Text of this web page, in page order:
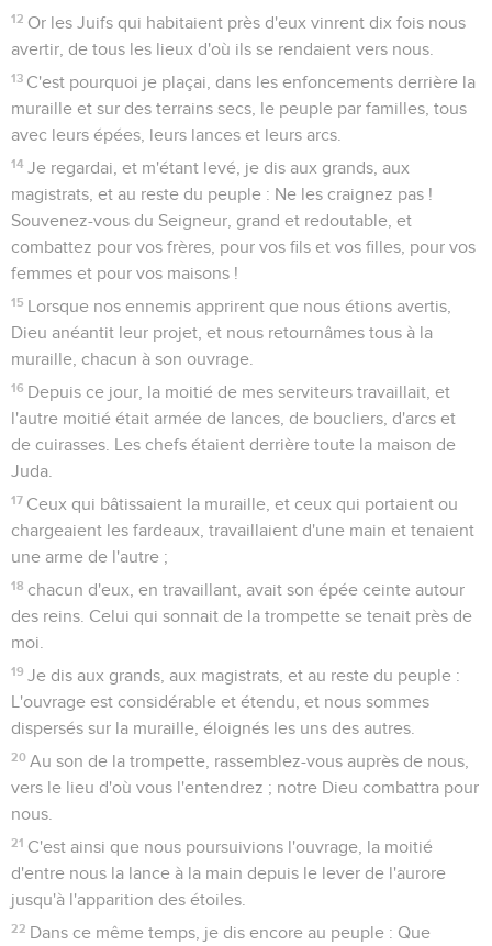
12 Or les Juifs qui habitaient près d'eux vinrent dix fois nous
avertir, de tous les lieux d'où ils se rendaient vers nous.
13 C'est pourquoi je plaçai, dans les enfoncements derrière la
muraille et sur des terrains secs, le peuple par familles, tous
avec leurs épées, leurs lances et leurs arcs.
14 Je regardai, et m'étant levé, je dis aux grands, aux
magistrats, et au reste du peuple : Ne les craignez pas !
Souvenez-vous du Seigneur, grand et redoutable, et
combattez pour vos frères, pour vos fils et vos filles, pour vos
femmes et pour vos maisons !
15 Lorsque nos ennemis apprirent que nous étions avertis,
Dieu anéantit leur projet, et nous retournâmes tous à la
muraille, chacun à son ouvrage.
16 Depuis ce jour, la moitié de mes serviteurs travaillait, et
l'autre moitié était armée de lances, de boucliers, d'arcs et
de cuirasses. Les chefs étaient derrière toute la maison de
Juda.
17 Ceux qui bâtissaient la muraille, et ceux qui portaient ou
chargeaient les fardeaux, travaillaient d'une main et tenaient
une arme de l'autre ;
18 chacun d'eux, en travaillant, avait son épée ceinte autour
des reins. Celui qui sonnait de la trompette se tenait près de
moi.
19 Je dis aux grands, aux magistrats, et au reste du peuple :
L'ouvrage est considérable et étendu, et nous sommes
dispersés sur la muraille, éloignés les uns des autres.
20 Au son de la trompette, rassemblez-vous auprès de nous,
vers le lieu d'où vous l'entendrez ; notre Dieu combattra pour
nous.
21 C'est ainsi que nous poursuivions l'ouvrage, la moitié
d'entre nous la lance à la main depuis le lever de l'aurore
jusqu'à l'apparition des étoiles.
22 Dans ce même temps, je dis encore au peuple : Que